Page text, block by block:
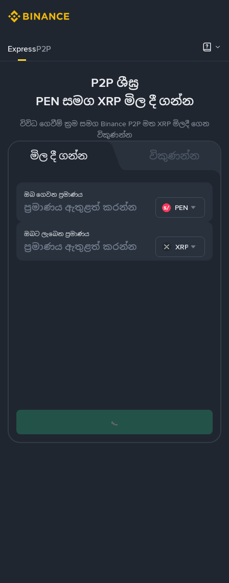
ExpressP2P
P2P ශීඝ්‍ර
PEN සමග XRP මිල දී ගන්න
විවිධ ගෙවීම් ක්‍රම සමග Binance P2P මත XRP මිලදී ගෙන
විකුණන්න
මිල දී ගන්න විකුණන්න
ඔබ ගෙවන ප්‍රමාණය
PEN
ඔබට ලැබෙන ප්‍රමාණය
XRP